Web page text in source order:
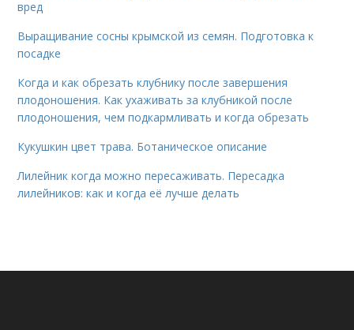
вред
Выращивание сосны крымской из семян. Подготовка к
посадке
Когда и как обрезать клубнику после завершения
плодоношения. Как ухаживать за клубникой после
плодоношения, чем подкармливать и когда обрезать
Кукушкин цвет трава. Ботаническое описание
Лилейник когда можно пересаживать. Пересадка
лилейников: как и когда её лучше делать